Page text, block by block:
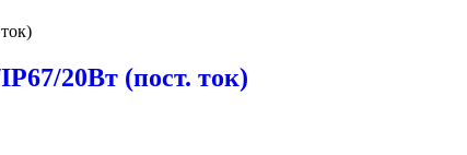
20Вт (пост. ток)